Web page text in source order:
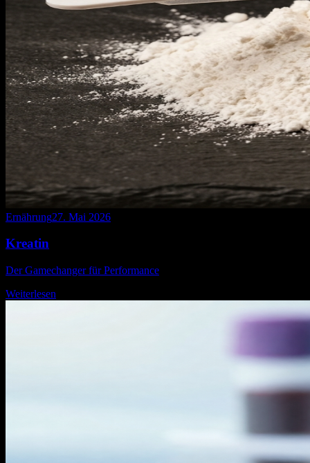
Ernährung27. Mai 2026
Kreatin
Der Gamechanger für Performance
Weiterlesen